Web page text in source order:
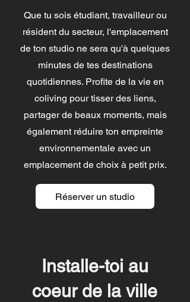
Que tu sois étudiant, travailleur ou
résident du secteur, l'emplacement
de ton studio ne sera qu'à quelques
minutes de tes destinations
quotidiennes. Profite de la vie en
coliving pour tisser des liens,
partager de beaux moments, mais
également réduire ton empreinte
environnementale avec un
emplacement de choix à petit prix.
Réserver un studio
Installe-toi au
coeur de la ville